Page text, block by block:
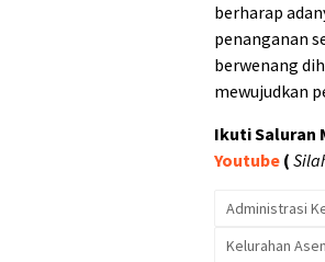
berharap
penanganan
berwenang
mewujudkan
Ikuti Saluran
Youtube (
Administrasi
Kelurahan